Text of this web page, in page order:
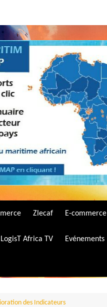
Zlecaf E-commerce
LogisT Africa TV Evénements
des Indicateurs